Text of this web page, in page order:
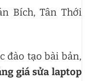
Bích, Tân Thới
đào tạo bài bản,
giá sửa laptop